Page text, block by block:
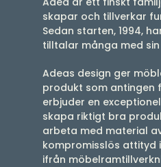
skapar och tillverkar
Sedan starten, 1994,
tilltalar många med
Adeas design ger
produkt som antingen
erbjuder en
skapa riktigt bra
arbeta med material
kompromisslös attityd
ifrån